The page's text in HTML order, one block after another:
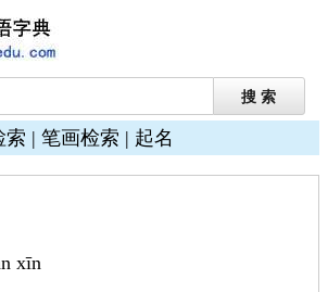
索 | 笔画检索 | 起名
xīn